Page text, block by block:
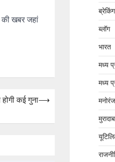
की खबर जहां
कई गुना⟶
ब्लॉग
भारत
मध्य
मध्य